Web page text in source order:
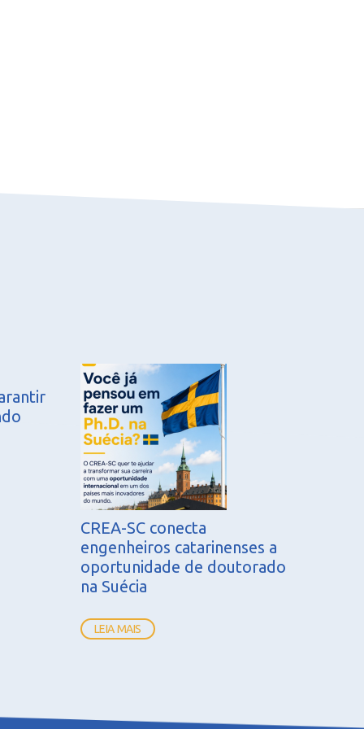
CREA-SC conecta
engenheiros catarinenses a
oportunidade de doutorado
na Suécia
LEIA MAIS